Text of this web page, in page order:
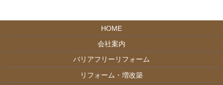
HOME
会社案内
バリアフリーリフォーム
リフォーム・増改築